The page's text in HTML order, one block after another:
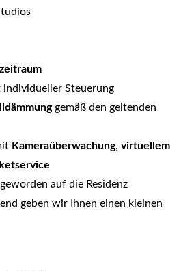
Steuerung
gemäß den geltenden
Kameraüberwachung, virtuellem
auf die Residenz
geben wir Ihnen einen kleinen